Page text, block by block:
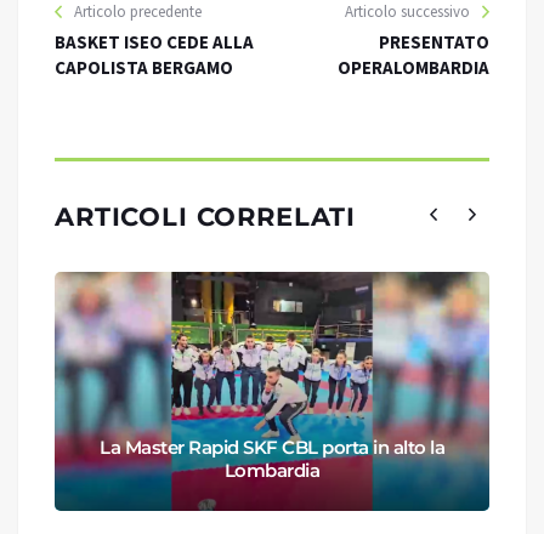
Articolo precedente
BASKET ISEO CEDE ALLA
CAPOLISTA BERGAMO
Articolo successivo
PRESENTATO
OPERALOMBARDIA
ARTICOLI CORRELATI
La Master Rapid SKF CBL porta in alto la
Lombardia